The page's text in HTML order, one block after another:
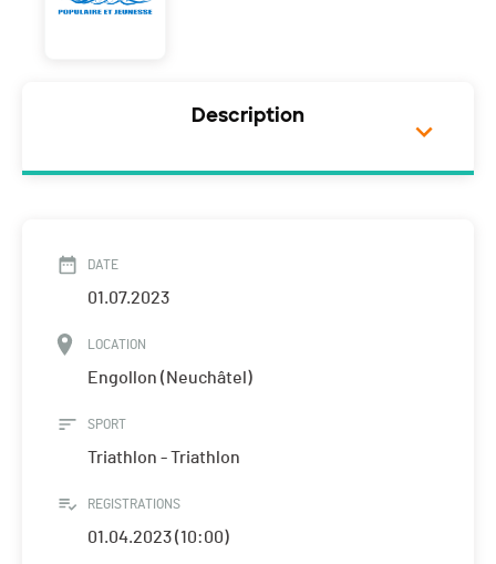
Description
DATE
01.07.2023
LOCATION
Engollon (Neuchâtel)
SPORT
Triathlon - Triathlon
REGISTRATIONS
01.04.2023 (10:00)